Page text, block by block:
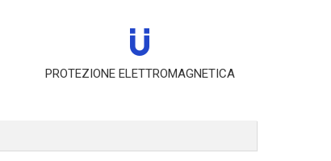
PROTEZIONE ELETTROMAGNETICA